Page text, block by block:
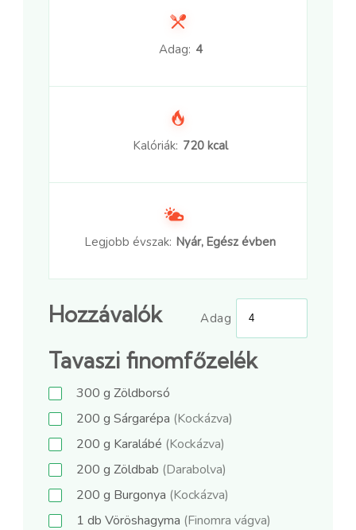
Adag: 4
Kalóriák: 720 kcal
Legjobb évszak: Nyár, Egész évben
Hozzávalók Adag
Tavaszi finomfőzelék
300 g Zöldborsó
200 g Sárgarépa (Kockázva)
200 g Karalábé (Kockázva)
200 g Zöldbab (Darabolva)
200 g Burgonya (Kockázva)
1 db Vöröshagyma (Finomra vágva)